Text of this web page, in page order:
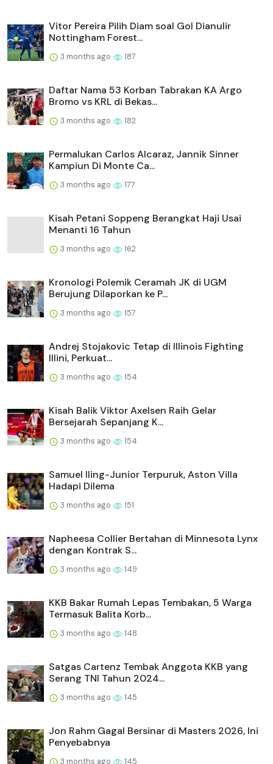
Vitor Pereira Pilih Diam soal Gol Dianulir
Nottingham Forest...
3 months ago 187
Daftar Nama 53 Korban Tabrakan KA Argo
Bromo vs KRL di Bekas...
3 months ago 182
Permalukan Carlos Alcaraz, Jannik Sinner
Kampiun Di Monte Ca...
3 months ago 177
Kisah Petani Soppeng Berangkat Haji Usai
Menanti 16 Tahun
3 months ago 162
Kronologi Polemik Ceramah JK di UGM
Berujung Dilaporkan ke P...
3 months ago 157
Andrej Stojakovic Tetap di Illinois Fighting
Illini, Perkuat...
3 months ago 154
Kisah Balik Viktor Axelsen Raih Gelar
Bersejarah Sepanjang K...
3 months ago 154
Samuel Iling-Junior Terpuruk, Aston Villa
Hadapi Dilema
3 months ago 151
Napheesa Collier Bertahan di Minnesota Lynx
dengan Kontrak S...
3 months ago 149
KKB Bakar Rumah Lepas Tembakan, 5 Warga
Termasuk Balita Korb...
3 months ago 148
Satgas Cartenz Tembak Anggota KKB yang
Serang TNI Tahun 2024...
3 months ago 145
Jon Rahm Gagal Bersinar di Masters 2026, Ini
Penyebabnya
3 months ago 145